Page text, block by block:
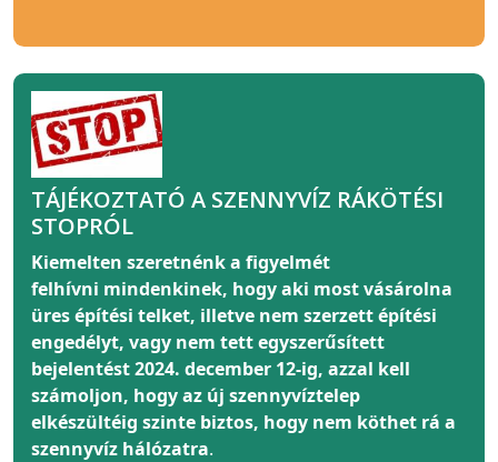
TÁJÉKOZTATÓ A SZENNYVÍZ RÁKÖTÉSI
STOPRÓL
Kiemelten szeretnénk a figyelmét
felhívni mindenkinek, hogy aki most vásárolna
üres építési telket, illetve nem szerzett építési
engedélyt, vagy nem tett egyszerűsített
bejelentést 2024. december 12-ig, azzal kell
számoljon, hogy az új szennyvíztelep
elkészültéig szinte biztos, hogy nem köthet rá a
szennyvíz hálózatra.